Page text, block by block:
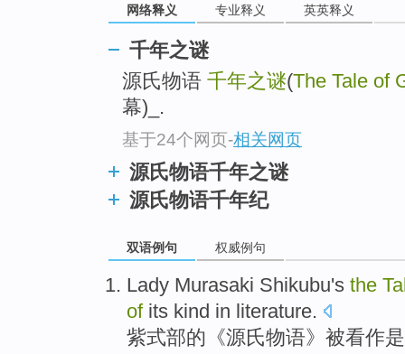
网络释义 专业释义 英英释义
千年之谜
源氏物语 千年之谜(The Tale of
幕)_.
基于24个网页-相关网页
源氏物语千年之谜
源氏物语千年纪
双语例句 权威例句
Lady Murasaki Shikubu's the
ofits kind in literature.
紫式部的 《源氏物语》 被看作是